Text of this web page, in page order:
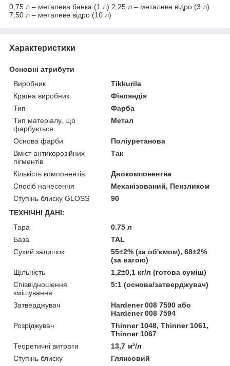
0,75 л – металева банка (1 л) 2,25 л – металеве відро (3 л)
7,50 л – металеве відро (10 л)
Характеристики
Основні атрибути
Виробник
Tikkurila
Країна виробник
Фінляндія
Тип
Фарба
Тип матеріалу, що
фарбується
Метал
Основа фарби
Поліуретанова
Вміст антикорозійних
пігментів
Так
Кількість компонентів
Двокомпонентна
Спосіб нанесення
Механізований, Пензликом
Ступінь блиску GLOSS
90
ТЕХНІЧНІ ДАНІ:
Тара
0.75 л
База
TAL
Сухий залишок
55±2% (за об'ємом), 68±2%
(за вагою)
Щільність
1,2±0,1 кг/л (готова суміш)
Співвідношення
змішування
5:1 (основа/затверджувач)
Затверджувач
Hardener 008 7590 або
Hardener 008 7594
Розріджувач
Thinner 1048, Thinner 1061,
Thinner 1067
Теоретичні витрати
13,7 м²/л
Ступінь блиску
Глянсовий